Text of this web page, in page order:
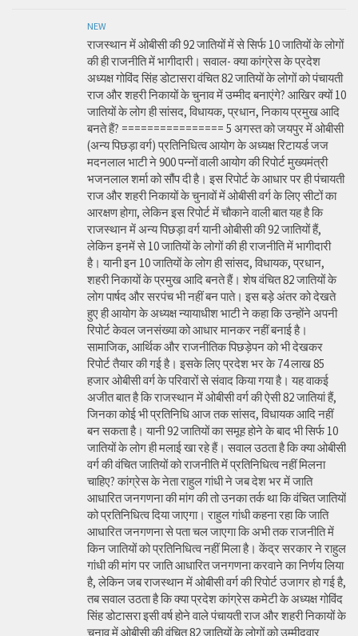
NEW
राजस्थान में ओबीसी की 92 जातियों में से सिर्फ 10 जातियों के लोगों
की ही राजनीति में भागीदारी। सवाल- क्या कांग्रेस के प्रदेश
अध्यक्ष गोविंद सिंह डोटासरा वंचित 82 जातियों के लोगों को पंचायती
राज और शहरी निकायों के चुनाव में उम्मीद बनाएंगे? आखिर क्यों 10
जातियों के लोग ही सांसद, विधायक, प्रधान, निकाय प्रमुख आदि
बनते हैं? ================ 5 अगस्त को जयपुर में ओबीसी
(अन्य पिछड़ा वर्ग) प्रतिनिधित्व आयोग के अध्यक्ष रिटायर्ड जज
मदनलाल भाटी ने 900 पन्नों वाली आयोग की रिपोर्ट मुख्यमंत्री
भजनलाल शर्मा को सौंप दी है। इस रिपोर्ट के आधार पर ही पंचायती
राज और शहरी निकायों के चुनावों में ओबीसी वर्ग के लिए सीटों का
आरक्षण होगा, लेकिन इस रिपोर्ट में चौकाने वाली बात यह है कि
राजस्थान में अन्य पिछड़ा वर्ग यानी ओबीसी की 92 जातियों हैं,
लेकिन इनमें से 10 जातियों के लोगों की ही राजनीति में भागीदारी
है। यानी इन 10 जातियों के लोग ही सांसद, विधायक, प्रधान,
शहरी निकायों के प्रमुख आदि बनते हैं। शेष वंचित 82 जातियों के
लोग पार्षद और सरपंच भी नहीं बन पाते। इस बड़े अंतर को देखते
हुए ही आयोग के अध्यक्ष न्यायाधीश भाटी ने कहा कि उन्होंने अपनी
रिपोर्ट केवल जनसंख्या को आधार मानकर नहीं बनाई है।
सामाजिक, आर्थिक और राजनीतिक पिछड़ेपन को भी देखकर
रिपोर्ट तैयार की गई है। इसके लिए प्रदेश भर के 74 लाख 85
हजार ओबीसी वर्ग के परिवारों से संवाद किया गया है। यह वाकई
अजीत बात है कि राजस्थान में ओबीसी वर्ग की ऐसी 82 जातियां हैं,
जिनका कोई भी प्रतिनिधि आज तक सांसद, विधायक आदि नहीं
बन सकता है। यानी 92 जातियों का समूह होने के बाद भी सिर्फ 10
जातियों के लोग ही मलाई खा रहे हैं। सवाल उठता है कि क्या ओबीसी
वर्ग की वंचित जातियों को राजनीति में प्रतिनिधित्व नहीं मिलना
चाहिए? कांग्रेस के नेता राहुल गांधी ने जब देश भर में जाति
आधारित जनगणना की मांग की तो उनका तर्क था कि वंचित जातियों
को प्रतिनिधित्व दिया जाएगा। राहुल गांधी कहना रहा कि जाति
आधारित जनगणना से पता चल जाएगा कि अभी तक राजनीति में
किन जातियों को प्रतिनिधित्व नहीं मिला है। केंद्र सरकार ने राहुल
गांधी की मांग पर जाति आधारित जनगणना करवाने का निर्णय लिया
है, लेकिन जब राजस्थान में ओबीसी वर्ग की रिपोर्ट उजागर हो गई है,
तब सवाल उठता है कि क्या प्रदेश कांग्रेस कमेटी के अध्यक्ष गोविंद
सिंह डोटासरा इसी वर्ष होने वाले पंचायती राज और शहरी निकायों के
चुनाव में ओबीसी की वंचित 82 जातियों के लोगों को उम्मीदवार